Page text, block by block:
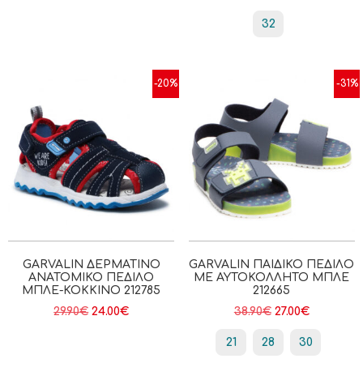
32
-20%
GARVALIN ΔΕΡΜΆΤΙΝΟ
ΑΝΑΤΟΜΙΚΌ ΠΈΔΙΛΟ
ΜΠΛΕ-ΚΌΚΚΙΝΟ 212785
29.90€ 24.00€
-31%
GARVALIN ΠΑΙΔΙΚΌ ΠΈΔΙΛΟ
ΜΕ ΑΥΤΟΚΌΛΛΗΤΟ ΜΠΛΕ
212665
38.90€ 27.00€
21 28 30